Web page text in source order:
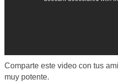
Comparte este video con tus
muy potente.